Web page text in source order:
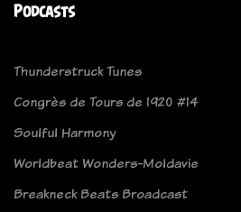
Podcasts
Thunderstruck Tunes
Congrès de Tours de 1920 #14
Soulful Harmony
Worldbeat Wonders-Moldavie
Breakneck Beats Broadcast